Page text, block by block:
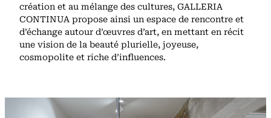
création et au mélange des cultures, GALLERIA
CONTINUA propose ainsi un espace de rencontre et
d’échange autour d’œuvres d’art, en mettant en récit
une vision de la beauté plurielle, joyeuse,
cosmopolite et riche d’influences.